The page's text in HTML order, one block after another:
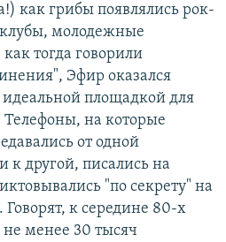
как грибы появлялись рок-
молодежные
тогда говорили
Эфир оказался
идеальной площадкой для
на которые
от одной
другой, писались на
"по секрету" на
к середине 80-х
менее 30 тысяч